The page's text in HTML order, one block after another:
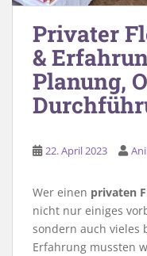
Privater
&
Planung,
22. April 2023
Wer einen privaten
nicht nur einiges
sondern auch vieles
Erfahrung mussten